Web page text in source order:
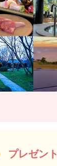
プレゼント